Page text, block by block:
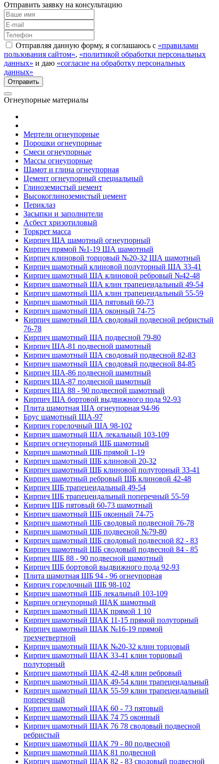
Отправить заявку на консультацию
Отправляя данную форму, я соглашаюсь с «правилами
пользования сайтом», «политикой обработки персональных
данных» и даю «согласие на обработку персональных
данных»
Огнеупорные материалы
Мертели огнеупорные
Порошки огнеупорные
Смеси огнеупорные
Массы огнеупорные
Шамот и глина огнеупорная
Цемент огнеупорный специальный
Глиноземистый цемент
Высокоглиноземистый цемент
Периклаз
Засыпки и заполнители
Асбест хризотиловый
Торкрет масса
Кирпич ША шамотный огнеупорный
Кирпич прямой №1-19 ША шамотный
Кирпич клиновой торцовый №20-32 ША шамотный
Кирпич шамотный клиновой полуторный ША 33-41
Кирпич шамотный ША клиновой ребровый №42-48
Кирпич шамотный ША клин трапецеидальный 49-54
Кирпич шамотный ША клин трапецеидальный 55-59
Кирпич шамотный ША пятовый 60-73
Кирпич шамотный ША оконный 74-75
Кирпич шамотный ША сводовый подвесной ребристый
76-78
Кирпич шамотный ША подвесной 79-80
Кирпич ША-81 подвесной шамотный
Кирпич шамотный ША сводовый подвесной 82-83
Кирпич шамотный ША сводовый подвесной 84-85
Кирпич ША-86 подвесной шамотный
Кирпич ША-87 подвесной шамотный
Кирпич ША 88 - 90 подвесной шамотный
Кирпич ША бортовой выдвижного пода 92-93
Плита шамотная ША огнеупорная 94-96
Брус шамотный ША-97
Кирпич горелочный ША 98-102
Кирпич шамотный ША лекальный 103-109
Кирпич огнеупорный ШБ шамотный
Кирпич шамотный ШБ прямой 1-19
Кирпич шамотный ШБ клиновой 20-32
Кирпич шамотный ШБ клиновой полуторный 33-41
Кирпич шамотный ребровый ШБ клиновой 42-48
Кирпич ШБ трапецеидальный 49-54
Кирпич ШБ трапецеидальный поперечный 55-59
Кирпич ШБ пятовый 60-73 шамотный
Кирпич шамотный ШБ оконный 74-75
Кирпич шамотный ШБ сводовый подвесной 76-78
Кирпич шамотный ШБ подвесной №79-80
Кирпич шамотный ШБ сводовый подвесной 82 - 83
Кирпич шамотный ШБ сводовый подвесной 84 - 85
Кирпич ШБ 88 - 90 подвесной шамотный
Кирпич ШБ бортовой выдвижного пода 92-93
Плита шамотная ШБ 94 - 96 огнеупорная
Кирпич горелочный ШБ 98-102
Кирпич шамотный ШБ лекальный 103-109
Кирпич огнеупорный ШАК шамотный
Кирпич шамотный ШАК прямой 1 10
Кирпич шамотный ШАК 11-15 прямой полуторный
Кирпич шамотный ШАК №16-19 прямой
трехчетвертной
Кирпич шамотный ШАК №20-32 клин торцовый
Кирпич шамотный ШАК 33-41 клин торцовый
полуторный
Кирпич шамотный ШАК 42-48 клин ребровый
Кирпич шамотный ШАК 49-54 клин трапецеидальный
Кирпич шамотный ШАК 55-59 клин трапецеидальный
поперечный
Кирпич шамотный ШАК 60 - 73 пятовый
Кирпич шамотный ШАК 74 75 оконный
Кирпич шамотный ШАК 76 78 сводовый подвесной
ребристый
Кирпич шамотный ШАК 79 - 80 подвесной
Кирпич шамотный ШАК 81 подвесной
Кирпич шамотный ШАК 82 - 83 сводовый подвесной